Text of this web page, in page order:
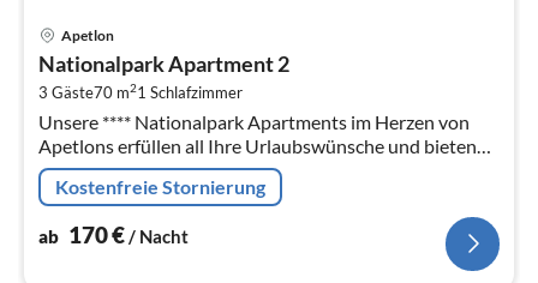
Apetlon
Nationalpark Apartment 2
3 Gäste70 m21 Schlafzimmer
Unsere **** Nationalpark Apartments im Herzen von
Apetlons erfüllen all Ihre Urlaubswünsche und bieten
Ihnen höchsten Komfort.
Kostenfreie Stornierung
ab 170€/ Nacht